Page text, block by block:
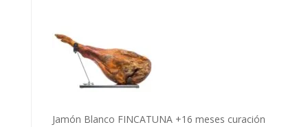
Jamón Blanco FINCATUNA +16 meses curación